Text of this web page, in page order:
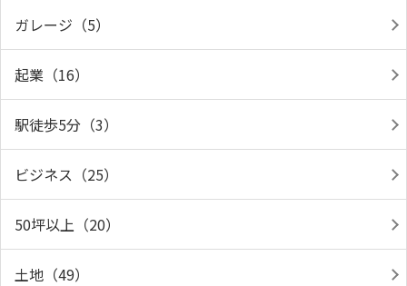
ガレージ（5）
起業（16）
駅徒歩5分（3）
ビジネス（25）
50坪以上（20）
土地（49）